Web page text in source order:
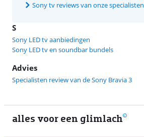
Sony tv reviews van onze specialisten
S
Sony LED tv aanbiedingen
Sony LED tv en soundbar bundels
Advies
Specialisten review van de Sony Bravia 3
alles voor een glimlach